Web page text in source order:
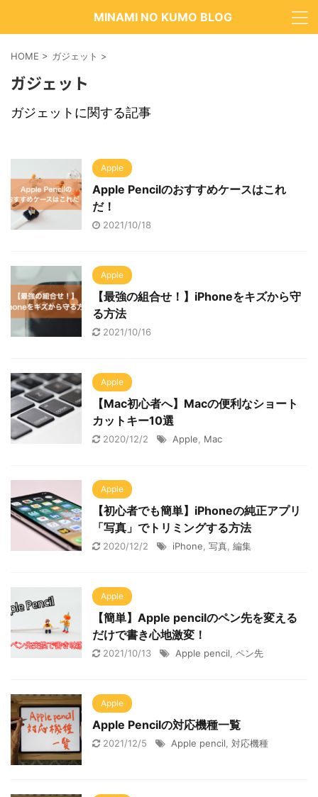
MINAMI NO KUMO BLOG
HOME > ガジェット >
ガジェット
ガジェットに関する記事
Apple
Apple Pencilのおすすめケースはこれ
だ！
2021/10/18
Apple
【最強の組合せ！】iPhoneをキズから守
る方法
2021/10/16
Apple
【Mac初心者へ】Macの便利なショート
カットキー10選
2020/12/2 Apple Mac
Apple
【初心者でも簡単】iPhoneの純正アプリ
「写真」でトリミングする方法
2020/12/2 iPhone 写真 編集
Apple
【簡単】Apple pencilのペン先を変える
だけで書き心地激変！
2021/10/13 Apple pencil ペン先
Apple
Apple Pencilの対応機種一覧
2021/12/5 Apple pencil 対応機種